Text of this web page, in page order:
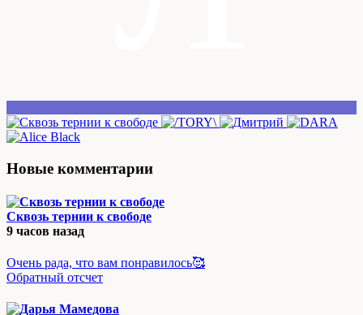
Новые комментарии
Сквозь тернии к свободе
9 часов назад
Очень рада, что вам понравилось🥰
Обратный отсчет